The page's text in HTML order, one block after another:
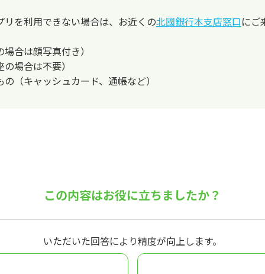
を利用できない場合は、お近くの北國銀行本支店窓口にご
合は顔写真付き）
場合は不要）
（キャッシュカード、通帳など）
この内容はお役に立ちましたか？
いただいた回答により精度が向上します。